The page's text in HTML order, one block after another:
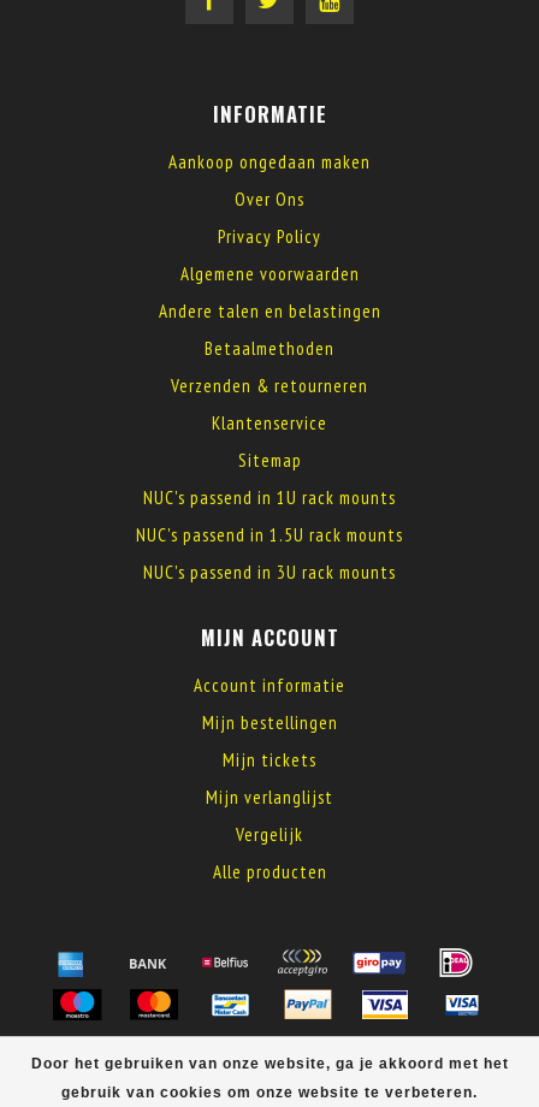
Door het gebruiken van onze website, ga je akkoord met het
gebruik van cookies om onze website te verbeteren.
INFORMATIE
Aankoop ongedaan maken
Over Ons
Privacy Policy
Algemene voorwaarden
Andere talen en belastingen
Betaalmethoden
Verzenden & retourneren
Klantenservice
Sitemap
NUC's passend in 1U rack mounts
NUC's passend in 1.5U rack mounts
NUC's passend in 3U rack mounts
MIJN ACCOUNT
Account informatie
Mijn bestellingen
Mijn tickets
Mijn verlanglijst
Vergelijk
Alle producten
© Copyright 2026 MyElectronics